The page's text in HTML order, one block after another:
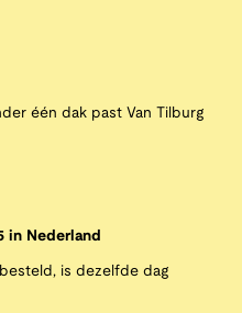
één dak past Van Tilburg
in Nederland
is dezelfde dag